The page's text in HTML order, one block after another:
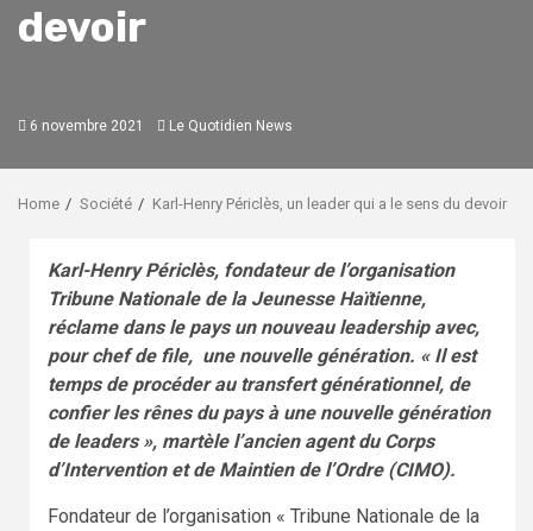
devoir
6 novembre 2021 Le Quotidien News
Home Société Karl-Henry Périclès, un leader qui a le sens du devoir
Karl-Henry Périclès, fondateur de l’organisation
Tribune Nationale de la Jeunesse Haïtienne,
réclame dans le pays un nouveau leadership avec,
pour chef de file, une nouvelle génération. « Il est
temps de procéder au transfert générationnel, de
confier les rênes du pays à une nouvelle génération
de leaders », martèle l’ancien agent du Corps
d’Intervention et de Maintien de l’Ordre (CIMO).
Fondateur de l’organisation « Tribune Nationale de la